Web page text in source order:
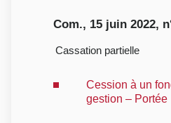
Com., 15 juin 2022,
Cassation partielle
Cession à un
gestion – Portée